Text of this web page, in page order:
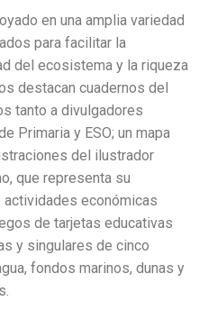
en una amplia variedad
para facilitar la
del ecosistema y la riqueza
destacan cuadernos del
tanto a divulgadores
Primaria y ESO; un mapa
del ilustrador
que representa su
actividades económicas
de tarjetas educativas
y singulares de cinco
fondos marinos, dunas y